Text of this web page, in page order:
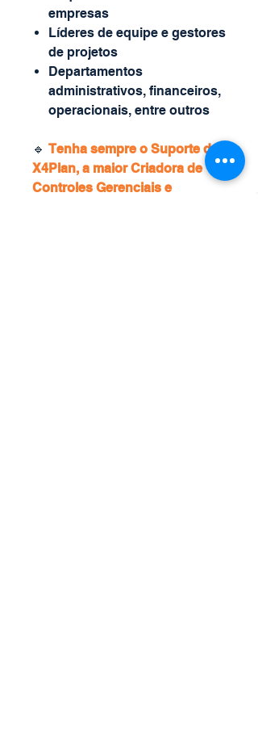
empresas
Líderes de equipe e gestores
de projetos
Departamentos
administrativos, financeiros,
operacionais, entre outros
🔹 Tenha sempre o Suporte da
X4Plan, a maior Criadora de
Controles Gerenciais e